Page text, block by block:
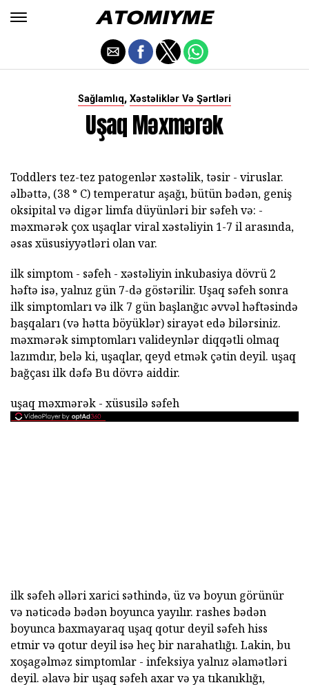
Sağlamlıq, Xəstəliklər Və Şərtləri
Uşaq Məxmərək
Toddlers tez-tez patogenlər xəstəlik, təsir - viruslar.
əlbəttə, (38 ° C) temperatur aşağı, bütün bədən, geniş
oksipital və digər limfa düyünləri bir səfeh və: -
məxmərək çox uşaqlar viral xəstəliyin 1-7 il arasında,
əsas xüsusiyyətləri olan var.
ilk simptom - səfeh - xəstəliyin inkubasiya dövrü 2
həftə isə, yalnız gün 7-də göstərilir. Uşaq səfeh sonra
ilk simptomları və ilk 7 gün başlanğıc əvvəl həftəsində
başqaları (və hətta böyüklər) sirayət edə bilərsiniz.
məxmərək simptomları valideynlər diqqətli olmaq
lazımdır, belə ki, uşaqlar, qeyd etmək çətin deyil. uşaq
bağçası ilk dəfə Bu dövrə aiddir.
uşaq məxmərək - xüsusilə səfeh
ilk səfeh əlləri xarici səthində, üz və boyun görünür
və nəticədə bədən boyunca yayılır. rashes bədən
boyunca baxmayaraq uşaq qotur deyil səfeh hiss
etmir və qotur deyil isə heç bir narahatlığı. Lakin, bu
xoşagəlməz simptomlar - infeksiya yalnız əlamətləri
deyil. əlavə bir uşaq səfeh axar və ya tıkanıklığı,